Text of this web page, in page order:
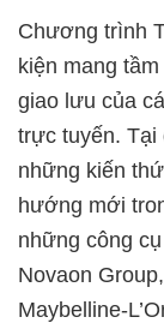
Chương trình
kiện mang
giao lưu của
trực tuyến. Tại
những kiến
hướng mới
những công
Novaon
Maybelline-